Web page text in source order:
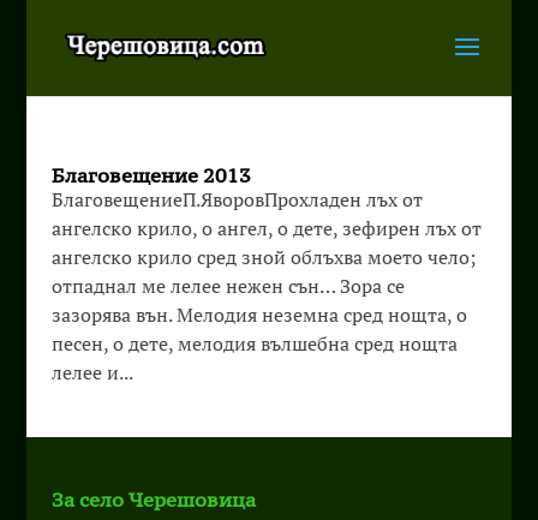
Благовещение 2013
БлаговещениеП.ЯворовПрохладен лъх от
ангелско крило, о ангел, о дете, зефирен лъх от
ангелско крило сред зной облъхва моето чело;
отпаднал ме лелее нежен сън… Зора се
зазорява вън. Мелодия неземна сред нощта, о
песен, о дете, мелодия вълшебна сред нощта
лелее и...
За село Черешовица